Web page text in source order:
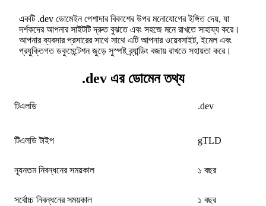
একটি .dev ডোমেইন পেশাদার বিকাশের উপর মনোযোগের ইঙ্গিত দেয়, যা
দর্শকদের আপনার সাইটটি দ্রুত বুঝতে এবং সহজে মনে রাখতে সাহায্য করে।
আপনার ব্যবসার প্রসারের সাথে সাথে এটি আপনার ওয়েবসাইট, ইমেল এবং
প্রযুক্তিগত ডকুমেন্টেশন জুড়ে সুস্পষ্ট ব্র্যান্ডিং বজায় রাখতে সহায়তা করে।
.dev এর ডোমেন তথ্য
টিএলডি .dev
টিএলডি টাইপ gTLD
ন্যূনতম নিবন্ধনের সময়কাল ১ বছর
সর্বোচ্চ নিবন্ধনের সময়কাল ১ বছর